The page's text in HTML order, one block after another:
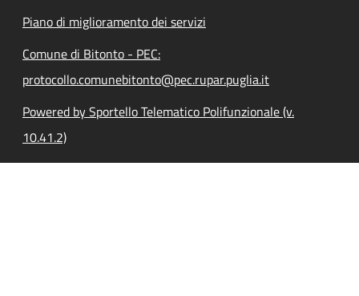
Piano di miglioramento dei servizi
Comune di Bitonto - PEC:
protocollo.comunebitonto@pec.rupar.puglia.it
Powered by Sportello Telematico Polifunzionale (v.
10.41.2)